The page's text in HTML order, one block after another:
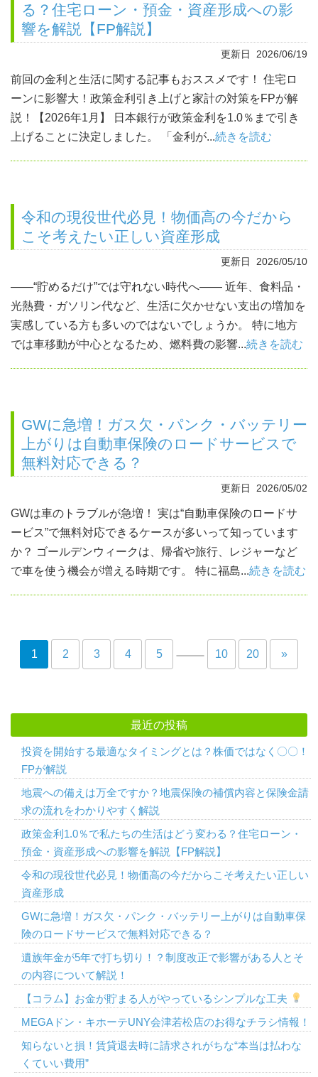
る？住宅ローン・預金・資産形成への影
響を解説【FP解説】
更新日 2026/06/19
前回の金利と生活に関する記事もおススメです！ 住宅ロ
ーンに影響大！政策金利引き上げと家計の対策をFPが解
説！【2026年1月】 日本銀行が政策金利を1.0％まで引き
上げることに決定しました。 「金利が...続きを読む
令和の現役世代必見！物価高の今だから
こそ考えたい正しい資産形成
更新日 2026/05/10
――“貯めるだけ”では守れない時代へ―― 近年、食料品・
光熱費・ガソリン代など、生活に欠かせない支出の増加を
実感している方も多いのではないでしょうか。 特に地方
では車移動が中心となるため、燃料費の影響...続きを読む
GWに急増！ガス欠・パンク・バッテリー
上がりは自動車保険のロードサービスで
無料対応できる？
更新日 2026/05/02
GWは車のトラブルが急増！ 実は“自動車保険のロードサ
ービス”で無料対応できるケースが多いって知っています
か？ ゴールデンウィークは、帰省や旅行、レジャーなど
で車を使う機会が増える時期です。 特に福島...続きを読む
1 2 3 4 5 10 20 »
最近の投稿
投資を開始する最適なタイミングとは？株価ではなく〇〇！
FPが解説
地震への備えは万全ですか？地震保険の補償内容と保険金請
求の流れをわかりやすく解説
政策金利1.0％で私たちの生活はどう変わる？住宅ローン・
預金・資産形成への影響を解説【FP解説】
令和の現役世代必見！物価高の今だからこそ考えたい正しい
資産形成
GWに急増！ガス欠・パンク・バッテリー上がりは自動車保
険のロードサービスで無料対応できる？
遺族年金が5年で打ち切り！？制度改正で影響がある人とそ
の内容について解説！
【コラム】お金が貯まる人がやっているシンプルな工夫
MEGAドン・キホーテUNY会津若松店のお得なチラシ情報！
知らないと損！賃貸退去時に請求されがちな“本当は払わな
くていい費用”